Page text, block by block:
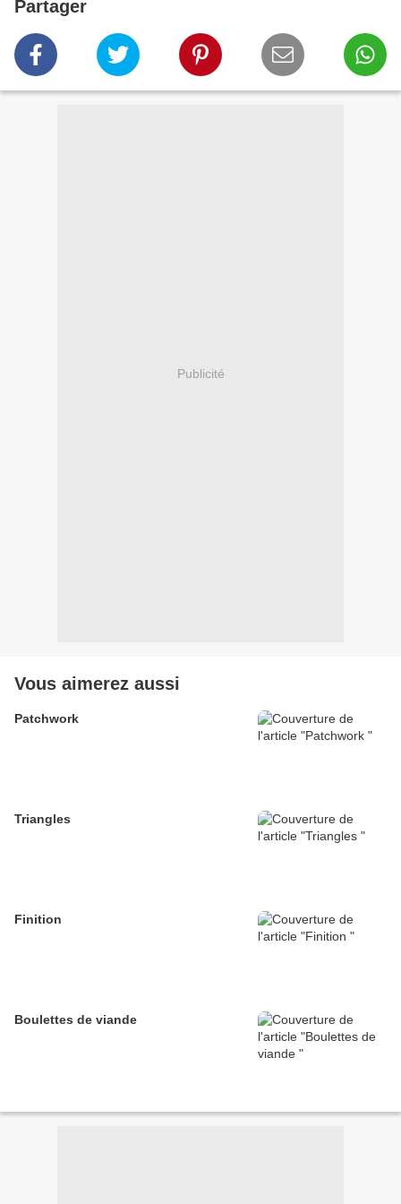
Partager
Publicité
Vous aimerez aussi
Patchwork
Triangles
Finition
Boulettes de viande